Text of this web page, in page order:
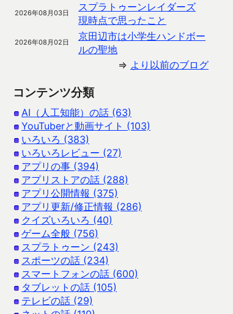
2026年08月03日
スプラトゥーンレイダーズ
現時点で思ったこと
2026年08月02日
京田辺市は小学生ハンドボー
ルの聖地
⇒ より以前のブログ
コンテンツ分類
AI（人工知能）の話 (63)
YouTuberと動画サイト (103)
いろいろ (383)
いろいろレビュー (27)
アプリの事 (394)
アプリストアの話 (288)
アプリ公開情報 (375)
アプリ更新/修正情報 (286)
クイズいろいろ (40)
ゲーム全般 (756)
スプラトゥーン (243)
スポーツの話 (234)
スマートフォンの話 (600)
タブレットの話 (105)
テレビの話 (29)